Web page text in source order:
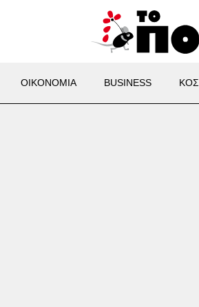
ΟΙΚΟΝΟΜΙΑ BUSINESS